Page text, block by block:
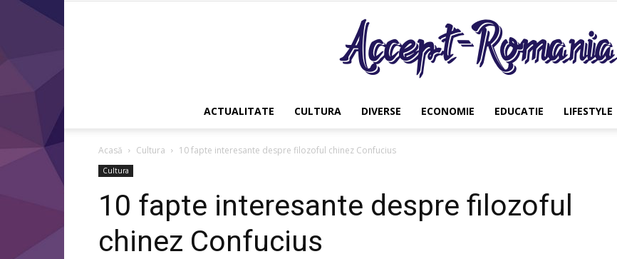
Romania
ACTUALITATE CULTURA DIVERSE ECONOMIE EDUCATIE LIFESTYLE
Acasă Cultura 10 fapte interesante despre filozoful chinez Confucius
Cultura
10 fapte interesante despre filozoful
chinez Confucius